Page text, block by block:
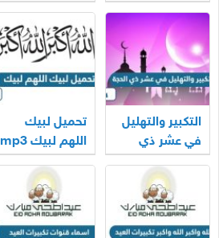
2026
mp3 بجودة
عالية 2026
التكبير والتهليل
في عشر ذي
الحجة mp3
تحميل لبيك
اللهم لبيك mp3
الحرم المكي
2026